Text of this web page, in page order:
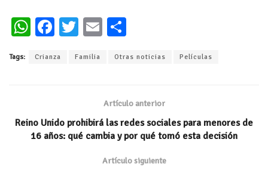
W
at
p
p
Fa
b
T
tt
E
ai m
ar
ti
r
Tags: Crianza Familia Otras noticias Películas
Artículo anterior
Reino Unido prohibirá las redes sociales para menores de
16 años: qué cambia y por qué tomó esta decisión
Artículo siguiente